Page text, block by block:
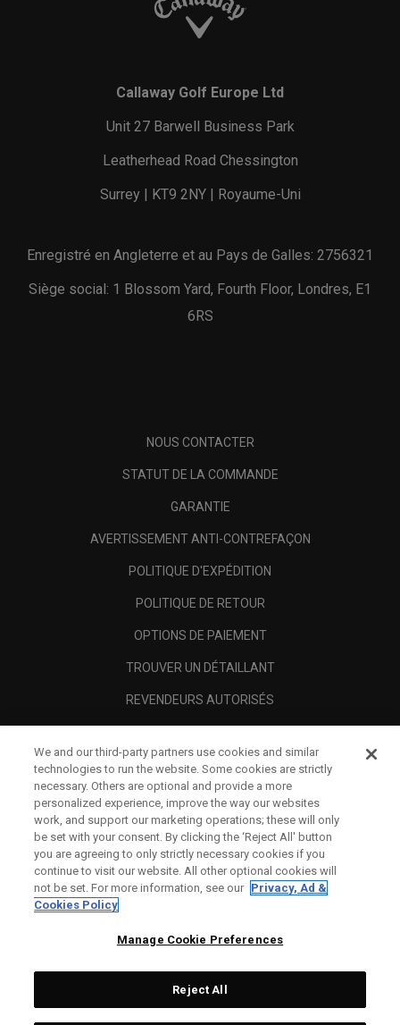
Callaway Golf Europe Ltd
Unit 27 Barwell Business Park
Leatherhead Road Chessington
Surrey | KT9 2NY | Royaume-Uni
Enregistré en Angleterre et au Pays de Galles: 2756321
Siège social: 1 Blossom Yard, Fourth Floor, Londres, E1
6RS
NOUS CONTACTER
STATUT DE LA COMMANDE
GARANTIE
AVERTISSEMENT ANTI-CONTREFAÇON
POLITIQUE D'EXPÉDITION
POLITIQUE DE RETOUR
OPTIONS DE PAIEMENT
TROUVER UN DÉTAILLANT
REVENDEURS AUTORISÉS
A PROPOS
MENTIONS LÉGALES
We and our third-party partners use cookies and similar
technologies to run the website. Some cookies are strictly
necessary. Others are optional and provide a more
personalized experience, improve the way our websites
work, and support our marketing operations; these will only
be set with your consent. By clicking the ‘Reject All' button
you are agreeing to only strictly necessary cookies if you
continue to visit our website. All other optional cookies will
not be set. For more information, see our Privacy, Ad &
Cookies Policy
Manage Cookie Preferences
Reject All